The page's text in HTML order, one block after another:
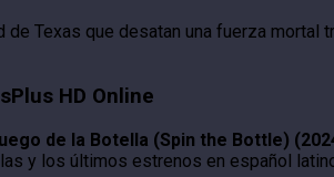
Texas que desatan una fuerza mortal
HD Online
de la Botella (Spin the Bottle)
y los últimos estrenos en español